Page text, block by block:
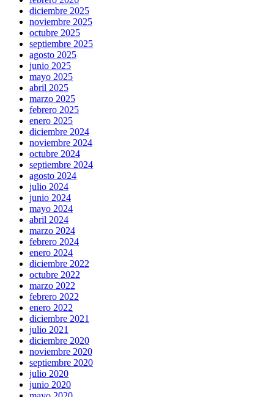
diciembre 2025
noviembre 2025
octubre 2025
septiembre 2025
agosto 2025
junio 2025
mayo 2025
abril 2025
marzo 2025
febrero 2025
enero 2025
diciembre 2024
noviembre 2024
octubre 2024
septiembre 2024
agosto 2024
julio 2024
junio 2024
mayo 2024
abril 2024
marzo 2024
febrero 2024
enero 2024
diciembre 2022
octubre 2022
marzo 2022
febrero 2022
enero 2022
diciembre 2021
julio 2021
diciembre 2020
noviembre 2020
septiembre 2020
julio 2020
junio 2020